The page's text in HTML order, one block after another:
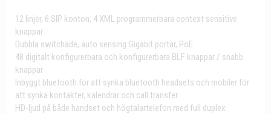
12 linjer, 6 SIP konton, 4 XML programmerbara context sensitive
knappar
Dubbla switchade, auto sensing Gigabit portar, PoE
48 digitalt konfigurerbara och konfigurerbara BLF knappar / snabb
knappar
Inbyggt bluetooth för att synka bluetooth headsets och mobiler för
att synka kontakter, kalendrar och call transfer
HD-ljud på både handset och högtalartelefon med full duplex